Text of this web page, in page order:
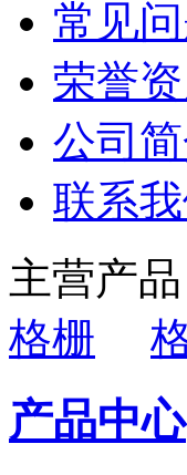
常见
荣誉
公司
联系
主营产品
格栅
产品中心